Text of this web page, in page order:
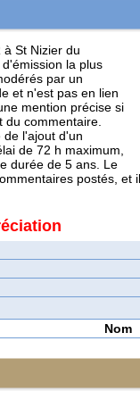
à St Nizier du
la plus
par un
et n'est pas en lien
mention précise si
commentaire.
de l'ajout d'un
de 72 h maximum,
durée de 5 ans. Le
postés, et il
Nom
tranquillité